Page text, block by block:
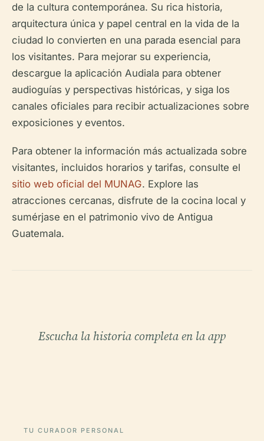
de la cultura contemporánea. Su rica historia,
arquitectura única y papel central en la vida de la
ciudad lo convierten en una parada esencial para
los visitantes. Para mejorar su experiencia,
descargue la aplicación Audiala para obtener
audioguías y perspectivas históricas, y siga los
canales oficiales para recibir actualizaciones sobre
exposiciones y eventos.
Para obtener la información más actualizada sobre
visitantes, incluidos horarios y tarifas, consulte el
sitio web oficial del MUNAG. Explore las
atracciones cercanas, disfrute de la cocina local y
sumérjase en el patrimonio vivo de Antigua
Guatemala.
Escucha la historia completa en la app
TU CURADOR PERSONAL